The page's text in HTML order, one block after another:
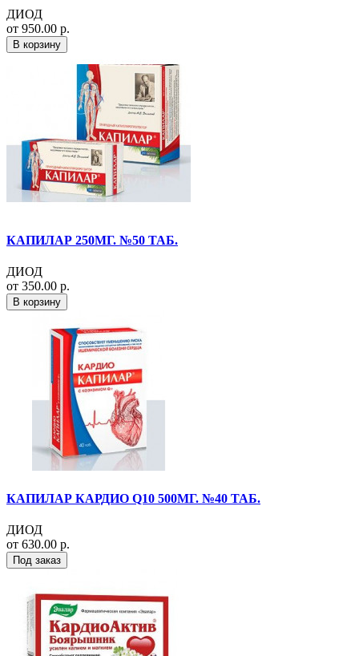
ДИОД
от 950.00 р.
В корзину
КАПИЛАР 250МГ. №50 ТАБ.
ДИОД
от 350.00 р.
В корзину
КАПИЛАР КАРДИО Q10 500МГ. №40 ТАБ.
ДИОД
от 630.00 р.
Под заказ